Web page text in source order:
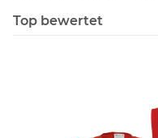
Top bewertet